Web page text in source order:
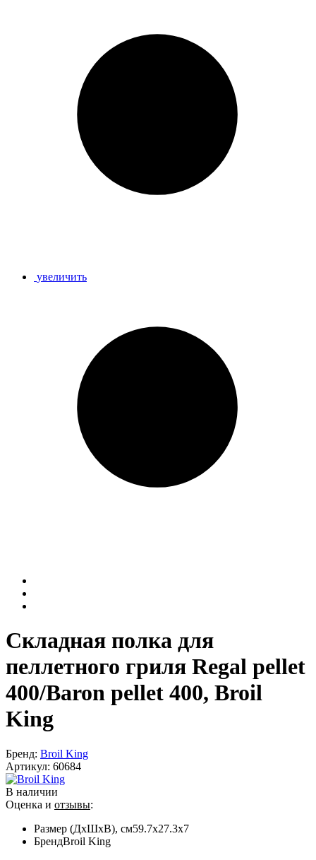
увеличить
Складная полка для
пеллетного гриля Regal pellet
400/Baron pellet 400, Broil
King
Бренд: Broil King
Артикул: 60684
В наличии
Оценка и отзывы:
Размер (ДхШхВ), см59.7х27.3х7
БрендBroil King